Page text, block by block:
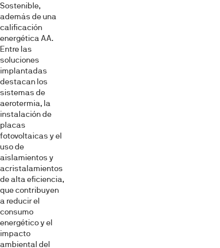
Sostenible,
además de una
calificación
energética AA.
Entre las
soluciones
implantadas
destacan los
sistemas de
aerotermia, la
instalación de
placas
fotovoltaicas y el
uso de
aislamientos y
acristalamientos
de alta eficiencia,
que contribuyen
a reducir el
consumo
energético y el
impacto
ambiental del